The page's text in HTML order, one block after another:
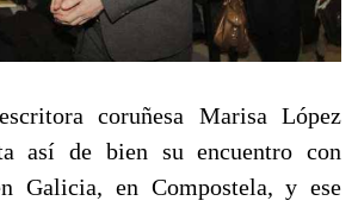
coruñesa Marisa López
así de bien su encuentro con
Galicia, en Compostela, y ese